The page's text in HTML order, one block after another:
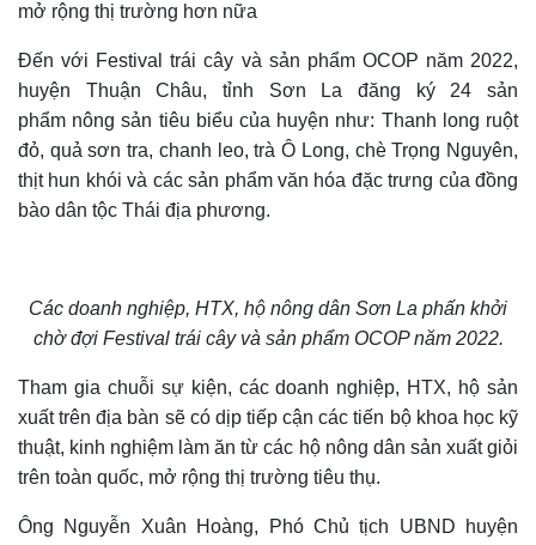
mở rộng thị trường hơn nữa
Đến với Festival trái cây và sản phẩm OCOP năm 2022,
huyện Thuận Châu, tỉnh Sơn La đăng ký 24 sản
phẩm nông sản tiêu biểu của huyện như: Thanh long ruột
đỏ, quả sơn tra, chanh leo, trà Ô Long, chè Trọng Nguyên,
thịt hun khói và các sản phẩm văn hóa đặc trưng của đồng
bào dân tộc Thái địa phương.
Các doanh nghiệp, HTX, hộ nông dân Sơn La phấn khởi
chờ đợi Festival trái cây và sản phẩm OCOP năm 2022.
Tham gia chuỗi sự kiện, các doanh nghiệp, HTX, hộ sản
xuất trên địa bàn sẽ có dịp tiếp cận các tiến bộ khoa học kỹ
thuật, kinh nghiệm làm ăn từ các hộ nông dân sản xuất giỏi
trên toàn quốc, mở rộng thị trường tiêu thụ.
Ông Nguyễn Xuân Hoàng, Phó Chủ tịch UBND huyện